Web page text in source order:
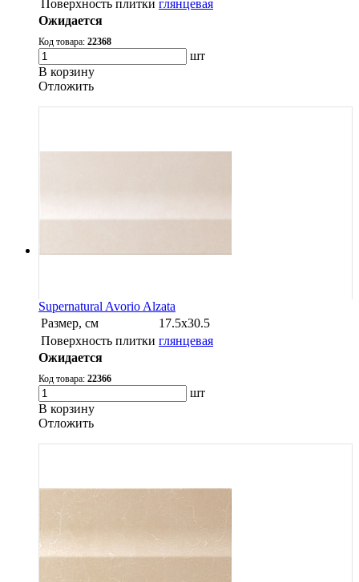
Поверхность плитки глянцевая
Ожидается
Код товара: 22368
шт
В корзину
Oтложить
Supernatural Avorio Alzata
Размер, см
17.5х30.5
Поверхность плитки глянцевая
Ожидается
Код товара: 22366
шт
В корзину
Oтложить